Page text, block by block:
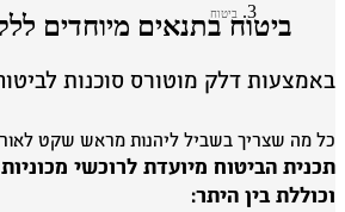
ביטוח
ביטוח בתנאים מיוחדים
דלק מוטורס סוכנות לביטוח (2003)
מה שצריך בשביל ליהנות מראש שקט לאורך
הביטוח מיועדת לרוכשי מכוניות
בין היתר: